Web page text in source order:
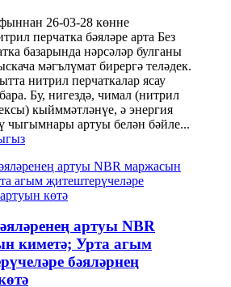
26-03-28 көнне
перчатка бәяләре арта Без
базарында нәрсәләр булганы
мәгълүмат бирергә теләдек.
нитрил перчаткалар ясау
Бу, нигездә, чимал (нитрил
кыйммәтләнүе, ә энергия
чыгымнары артуы белән бәйле...
артуы NBR
киметә; Урта агым
бәяләрнең